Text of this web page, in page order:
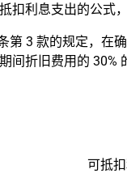
扣利息支出的公式
第 3 款的规定，在
间折旧费用的 30%
可抵